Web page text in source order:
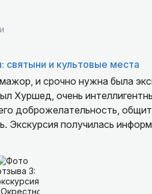
святыни и культовые места
и срочно нужна была
Хуршед, очень
доброжелательность,
Экскурсия получилась